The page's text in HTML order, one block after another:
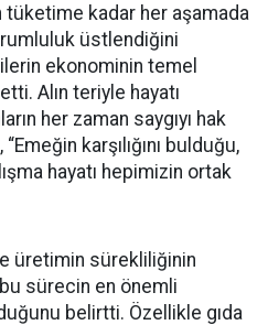
tüketime kadar her aşamada
üstlendiğini
ekonominin temel
Alın teriyle hayatı
her zaman saygıyı hak
karşılığını bulduğu,
hayatı hepimizin ortak
üretimin sürekliliğinin
sürecin en önemli
belirtti. Özellikle gıda